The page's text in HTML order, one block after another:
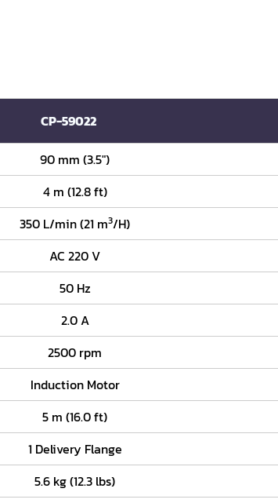
CP-59022
90 mm (3.5")
4 m (12.8 ft)
350 L/min (21 m3/H)
AC 220 V
50 Hz
2.0 A
2500 rpm
Induction Motor
5 m (16.0 ft)
1 Delivery Flange
5.6 kg (12.3 lbs)